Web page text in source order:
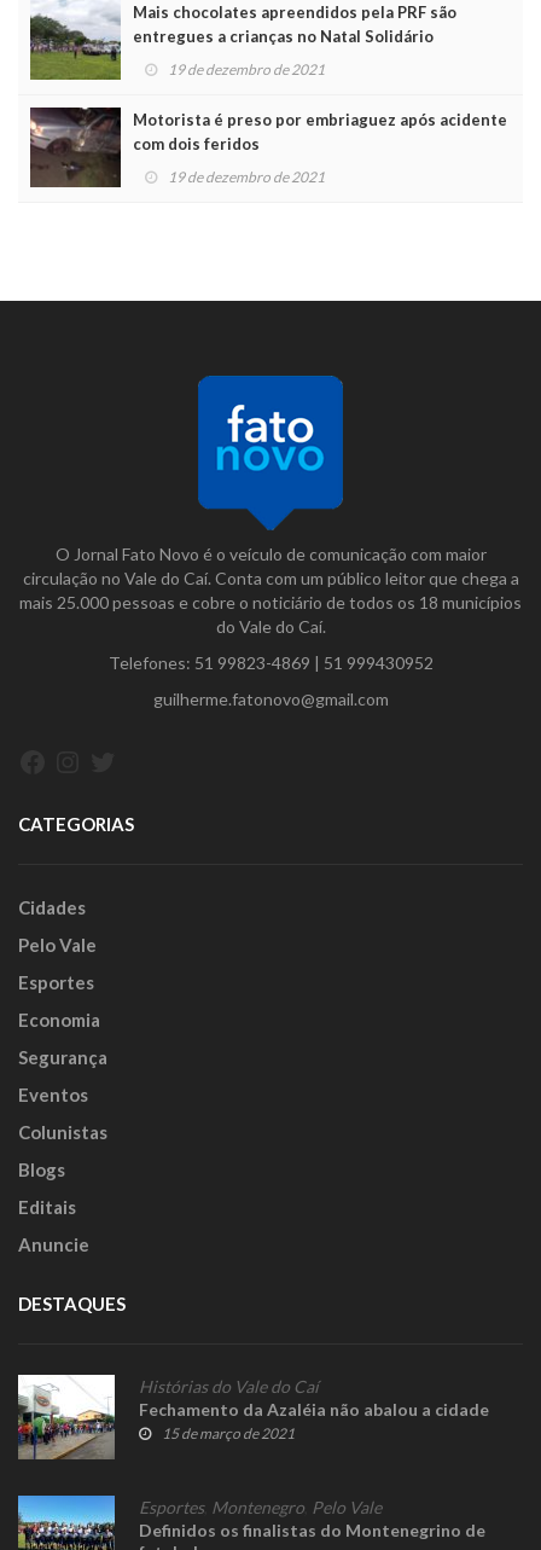
Mais chocolates apreendidos pela PRF são
entregues a crianças no Natal Solidário
19 de dezembro de 2021
Motorista é preso por embriaguez após acidente
com dois feridos
19 de dezembro de 2021
O Jornal Fato Novo é o veículo de comunicação com maior
circulação no Vale do Caí. Conta com um público leitor que chega a
mais 25.000 pessoas e cobre o noticiário de todos os 18 municípios
do Vale do Caí.
Telefones: 51 99823-4869 | 51 999430952
guilherme.fatonovo@gmail.com
CATEGORIAS
Cidades
Pelo Vale
Esportes
Economia
Segurança
Eventos
Colunistas
Blogs
Editais
Anuncie
DESTAQUES
Histórias do Vale do Caí
Fechamento da Azaléia não abalou a cidade
15 de março de 2021
Esportes, Montenegro Pelo Vale
Definidos os finalistas do Montenegrino de